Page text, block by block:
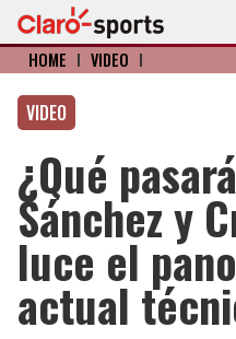
HOME I VIDEO I
VIDEO
¿Qué
Sánchez y
luce el
actual